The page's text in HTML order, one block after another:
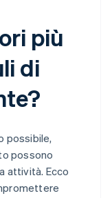
più
di
possibile,
possono
attività. Ecco